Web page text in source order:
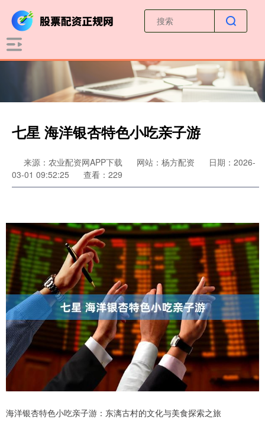
七星 海洋银杏特色小吃亲子游
来源：农业配资网APP下载 网站：杨方配资
日期：2026-
03-01 09:52:25
查看：229
海洋银杏特色小吃亲子游：东漓古村的文化与美食探索之旅